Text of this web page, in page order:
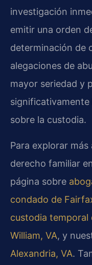
investigación
emitir una orden
determinación de
alegaciones de
mayor seriedad y
sobre la custodia.
Para explorar
derecho familiar
página sobre
condado de
custodia temporal
William, VA, y
Alexandria, VA.